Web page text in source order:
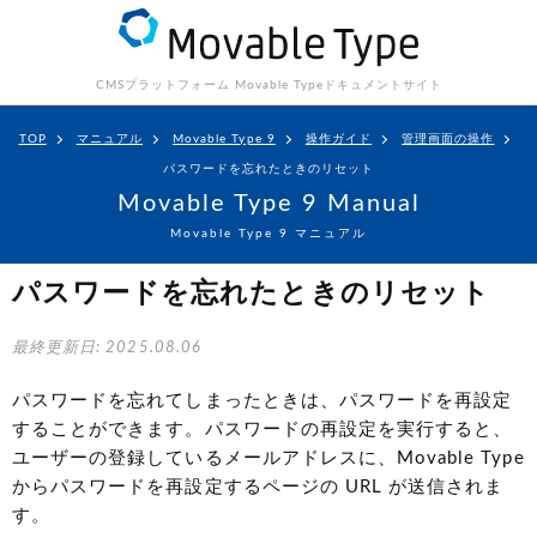
CMSプラットフォーム Movable Type ドキュメントサイト
TOP マニュアル Movable Type 9 操作ガイド 管理画面の操作
パスワードを忘れたときのリセット
Movable Type 9 Manual
Movable Type 9 マニュアル
パスワードを忘れたときのリセット
最終更新日: 2025.08.06
パスワードを忘れてしまったときは、パスワードを再設定
することができます。パスワードの再設定を実行すると、
ユーザーの登録しているメールアドレスに、Movable Type
からパスワードを再設定するページの URL が送信されま
す。